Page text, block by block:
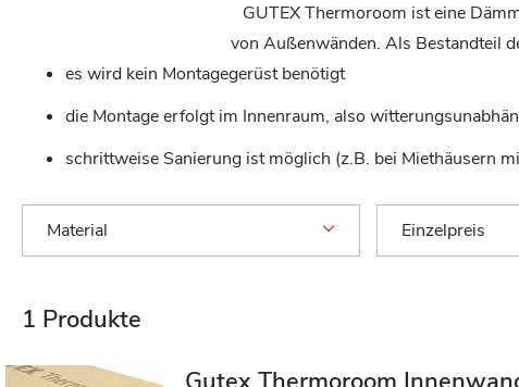
GUTEX Thermoroom ist eine
von Außenwänden. Als Bestandteil
es wird kein Montagegerüst benötigt
die Montage erfolgt im Innenraum, also
schrittweise Sanierung ist möglich (z.B. bei Miethäusern
Material Einzelpreis
1 Produkte